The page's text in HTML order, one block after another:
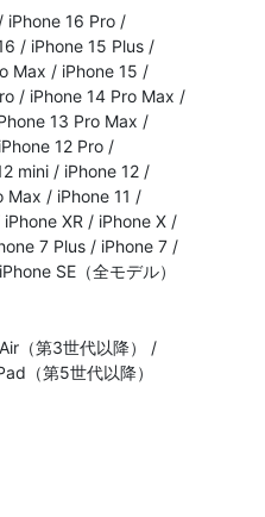
/ iPhone 16 Pro /
/ iPhone 15 Plus /
Max / iPhone 15 /
/ iPhone 14 Pro Max /
13 Pro Max /
iPhone 12 Pro /
mini / iPhone 12 /
Max / iPhone 11 /
iPhone XR / iPhone X /
7 Plus / iPhone 7 /
iPhone SE（全モデル）
（第3世代以降）
/
（第5世代以降）